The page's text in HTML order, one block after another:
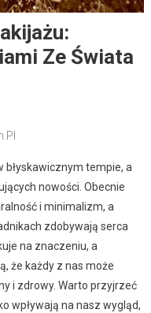
Ze Świata
błyskawicznym tempie, a
nowości. Obecnie
i minimalizm, a
zdobywają serca
na znaczeniu, a
że każdy z nas może
i zdrowy. Warto przyjrzeć
wpływają na nasz wygląd,